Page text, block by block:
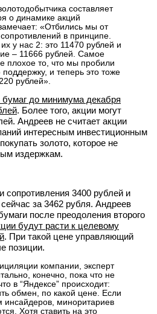
составляет
о динамике акций
«Отбились мы от
в принципе.
у нас 2: это 11470 рублей и
– 11666 рублей. Самое
плохое то, что мы пробили
и теперь это тоже
рублей».
до минимума декабря
. Более того, акции могут
Андреев не считает акции
интересным инвестиционным
золото, которое не
издержкам.
сопротивления 3400 рублей и
за 3462 рубля. Андреев
после преодоления второго
будут расти к целевому
. При такой цене управляющий
позиции.
компании, эксперт
конечно, пока что не
в “Яндексе” происходит:
обмен, по какой цене. Если
инсайдеров, миноритариев
Хотя ставить на это